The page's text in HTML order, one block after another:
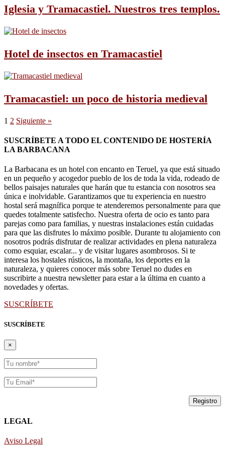
Iglesia y Tramacastiel. Nuestros tres templos.
Hotel de insectos en Tramacastiel
Tramacastiel: un poco de historia medieval
1 2 Siguiente »
SUSCRÍBETE A TODO EL CONTENIDO DE HOSTERÍA
LA BARBACANA
La Barbacana es un hotel con encanto en Teruel, ya que está situado
en un pequeño y acogedor pueblo de los de toda la vida, rodeado de
bellos paisajes naturales que harán que tu estancia con nosotros sea
única e inolvidable. Garantizamos que tu experiencia en nuestro
hostal será magnífica porque te atenderemos personalmente para que
quedes totalmente satisfecho. Nuestra oferta de ocio es tanto para
parejas como para familias, y nuestras instalaciones están cuidadas
para que las disfrutes lo máximo posible. Durante tu alojamiento con
nosotros podrás disfrutar de realizar actividades en plena naturaleza
como esquiar, escalar... y de visitar lugares asombrosos. Si te
interesa los hostales rústicos, la montaña, los deportes en la
naturaleza, y quieres conocer más sobre Teruel no dudes en
suscribirte a nuestra newsletter para estar a la última en cuanto a
novedades y ofertas.
SUSCRÍBETE
SUSCRÍBETE
×
LEGAL
Aviso Legal